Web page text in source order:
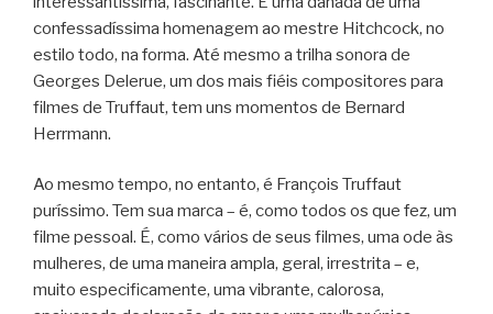
confessadíssima homenagem ao mestre Hitchcock, no
estilo todo, na forma. Até mesmo a trilha sonora de
Georges Delerue, um dos mais fiéis compositores para
filmes de Truffaut, tem uns momentos de Bernard
Herrmann.
Ao mesmo tempo, no entanto, é François Truffaut
puríssimo. Tem sua marca – é, como todos os que fez, um
filme pessoal. É, como vários de seus filmes, uma ode às
mulheres, de uma maneira ampla, geral, irrestrita – e,
muito especificamente, uma vibrante, calorosa,